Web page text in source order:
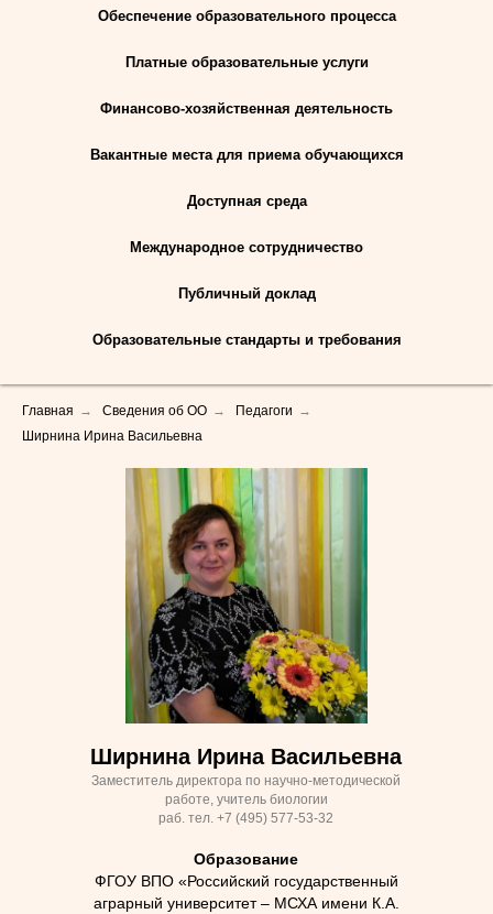
Обеспечение образовательного процесса
Платные образовательные услуги
Финансово-хозяйственная деятельность
Вакантные места для приема обучающихся
Доступная среда
Международное сотрудничество
Публичный доклад
Образовательные стандарты и требования
Главная → Сведения об ОО → Педагоги →
Ширнина Ирина Васильевна
Ширнина Ирина Васильевна
Заместитель директора по научно-методической
работе, учитель биологии
раб. тел. +7 (495) 577-53-32
Образование
ФГОУ ВПО «Российский государственный
аграрный университет – МСХА имени К.А.